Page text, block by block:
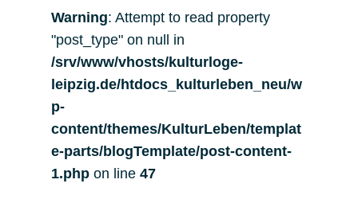
Warning: Attempt to read property
"post_type" on null in
/srv/www/vhosts/kulturloge-
leipzig.de/htdocs_kulturleben_neu/w
p-
content/themes/KulturLeben/templat
e-parts/blogTemplate/post-content-
1.php on line 47